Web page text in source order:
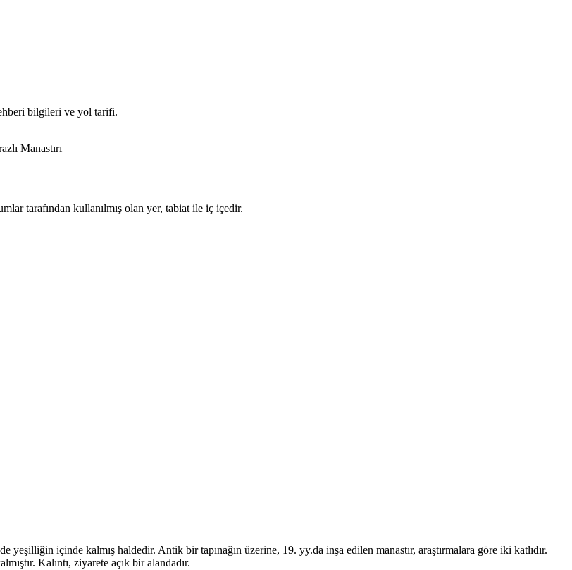
bilgileri ve yol tarifi.
Manastırı
tarafından kullanılmış olan yer, tabiat ile iç içedir.
içinde kalmış haldedir. Antik bir tapınağın üzerine, 19. yy.da inşa edilen manastır, araştırmalara göre iki katlıdır.
Kalıntı, ziyarete açık bir alandadır.